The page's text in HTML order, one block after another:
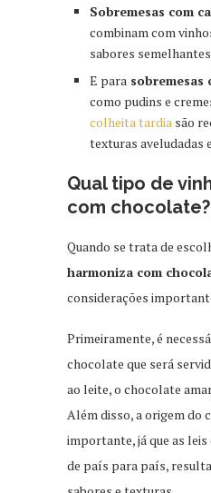
Sobremesas com
combinam com
sabores
E para sobremesas
como pudins e
colheita tardia são
texturas aveludadas
Qual tipo de
com chocolate?
Quando se trata de
harmoniza com
considerações
Primeiramente, é
chocolate que será
ao leite, o chocolate
Além disso, a origem do
importante, já que as
de país para país,